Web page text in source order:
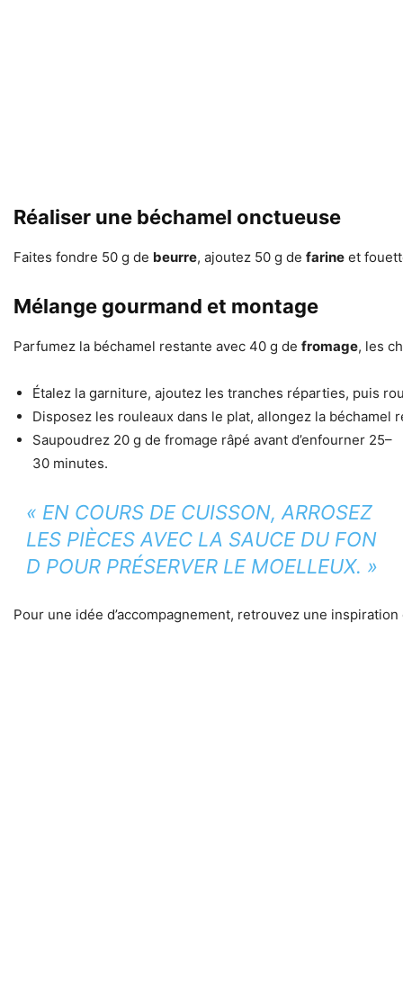
Réaliser une béchamel onctueuse
Faites fondre 50 g de beurre, ajoutez 50 g de farine et
Mélange gourmand et montage
Parfumez la béchamel restante avec 40 g de fromage, les
Étalez la garniture, ajoutez les tranches réparties, puis
Disposez les rouleaux dans le plat, allongez la béchamel
Saupoudrez 20 g de fromage râpé avant d’enfourner 25–
30 minutes.
« EN COURS DE CUISSON, ARROSEZ
LES PIÈCES AVEC LA SAUCE DU FON
D POUR PRÉSERVER LE MOELLEUX. »
Pour une idée d’accompagnement, retrouvez une